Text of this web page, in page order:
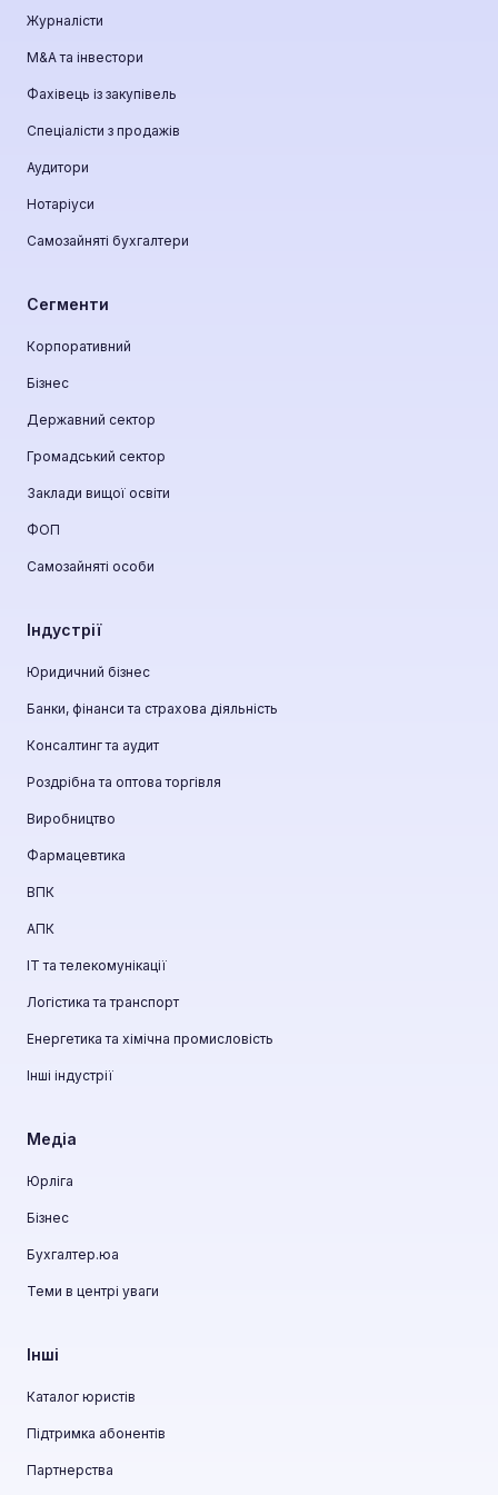
Журналісти
М&A та інвестори
Фахівець із закупівель
Спеціалісти з продажів
Аудитори
Нотаріуси
Самозайняті бухгалтери
Сегменти
Корпоративний
Бізнес
Державний сектор
Громадський сектор
Заклади вищої освіти
ФОП
Самозайняті особи
Індустрії
Юридичний бізнес
Банки, фінанси та страхова діяльність
Консалтинг та аудит
Роздрібна та оптова торгівля
Виробництво
Фармацевтика
ВПК
АПК
ІТ та телекомунікації
Логістика та транспорт
Енергетика та хімічна промисловість
Інші індустрії
Медіа
Юрліга
Бізнес
Бухгалтер.юа
Теми в центрі уваги
Інші
Каталог юристів
Підтримка абонентів
Партнерства